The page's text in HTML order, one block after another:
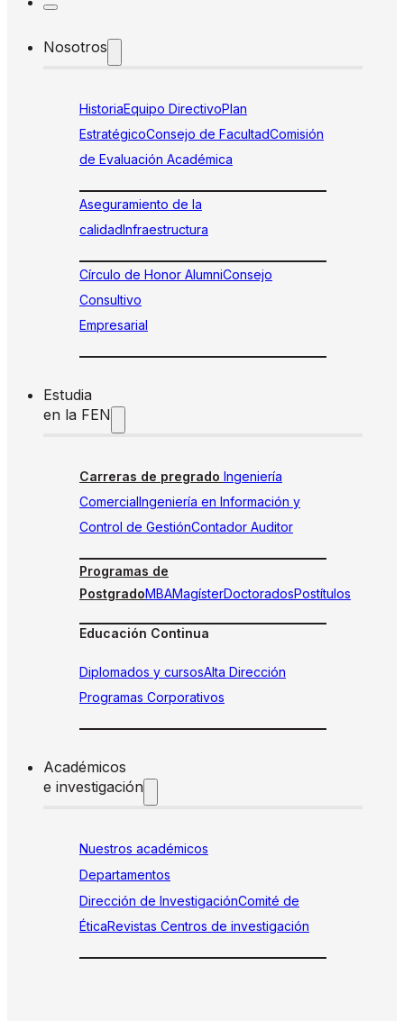
Nosotros
HistoriaEquipo DirectivoPlan
EstratégicoConsejo de FacultadComisión
de Evaluación Académica
Aseguramiento de la
calidadInfraestructura
Círculo de Honor AlumniConsejo
Consultivo
Empresarial
Estudia
en la FEN
Carreras de pregrado Ingeniería
ComercialIngeniería en Información y
Control de GestiónContador Auditor
Programas de
PostgradoMBAMagísterDoctoradosPostítulos
Educación Continua
Diplomados y cursosAlta Dirección
Programas Corporativos
Académicos
e investigación
Nuestros académicos
Departamentos
Dirección de InvestigaciónComité de
ÉticaRevistas Centros de investigación